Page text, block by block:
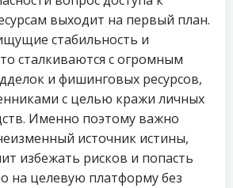
выходит на первый план.
стабильность и
сталкиваются с огромным
и фишинговых ресурсов,
с целью кражи личных
Именно поэтому важно
источник истины,
избежать рисков и попасть
на целевую платформу без